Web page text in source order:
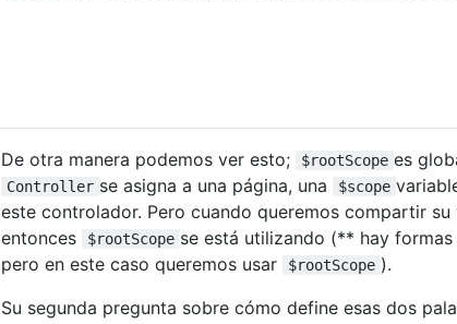
De otra manera podemos ver esto; $rootScope es
Controller se asigna a una página, una $scope
este controlador. Pero cuando queremos compartir
entonces
$rootScope se está utilizando (** hay
pero en este caso queremos usar
$rootScope ).
Su segunda pregunta sobre cómo define esas dos